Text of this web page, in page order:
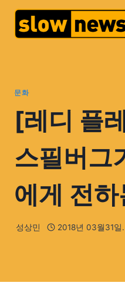
문화
[레디 플
스필버그
에게 전하
성상민 2018년 03월31일.